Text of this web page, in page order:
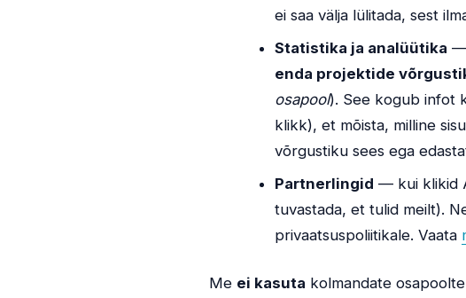
ei saa välja lülitada, sest
Statistika ja analüütika —
enda projektide
osapool). See kogub infot
klikk), et mõista, milline
võrgustiku sees ega
Partnerlingid — kui klikid
tuvastada, et tulid meilt).
privaatsuspoliitikale. Vaata
Me ei kasuta kolmandate